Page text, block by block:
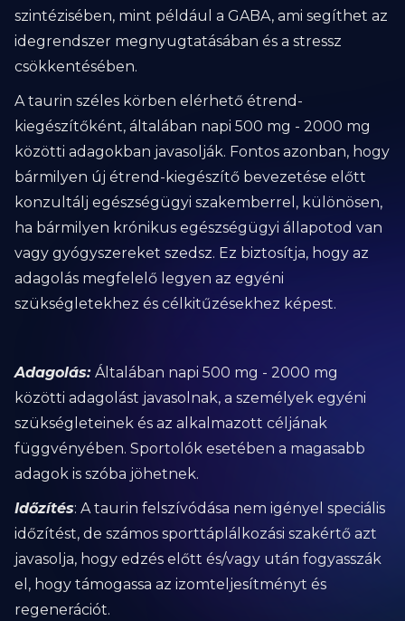
szintézisében, mint például a GABA, ami segíthet az
idegrendszer megnyugtatásában és a stressz
csökkentésében.
A taurin széles körben elérhető étrend-
kiegészítőként, általában napi 500 mg - 2000 mg
közötti adagokban javasolják. Fontos azonban, hogy
bármilyen új étrend-kiegészítő bevezetése előtt
konzultálj egészségügyi szakemberrel, különösen,
ha bármilyen krónikus egészségügyi állapotod van
vagy gyógyszereket szedsz. Ez biztosítja, hogy az
adagolás megfelelő legyen az egyéni
szükségletekhez és célkitűzésekhez képest.
Adagolás: Általában napi 500 mg - 2000 mg
közötti adagolást javasolnak, a személyek egyéni
szükségleteinek és az alkalmazott céljának
függvényében. Sportolók esetében a magasabb
adagok is szóba jöhetnek.
Időzítés: A taurin felszívódása nem igényel speciális
időzítést, de számos sporttáplálkozási szakértő azt
javasolja, hogy edzés előtt és/vagy után fogyasszák
el, hogy támogassa az izomteljesítményt és
regenerációt.